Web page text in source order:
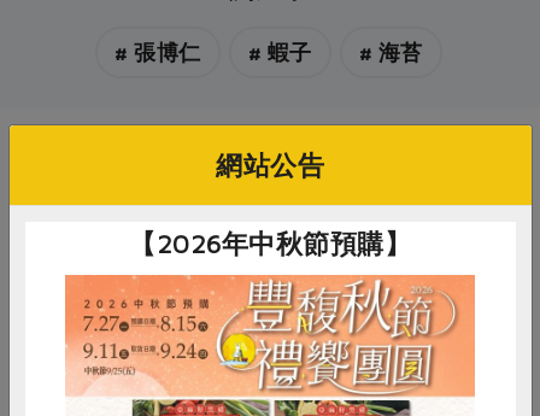
# 張博仁 # 蝦子 # 海苔
你可能有興趣的產品
網站公告
【2026年中秋節預購】